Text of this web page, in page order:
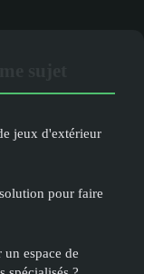
jeux d'extérieur
pour faire
espace de